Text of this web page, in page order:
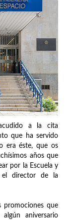
a la cita
que ha servido
era éste, que os
años que
por la Escuela y
el director de la
promociones que
aniversario